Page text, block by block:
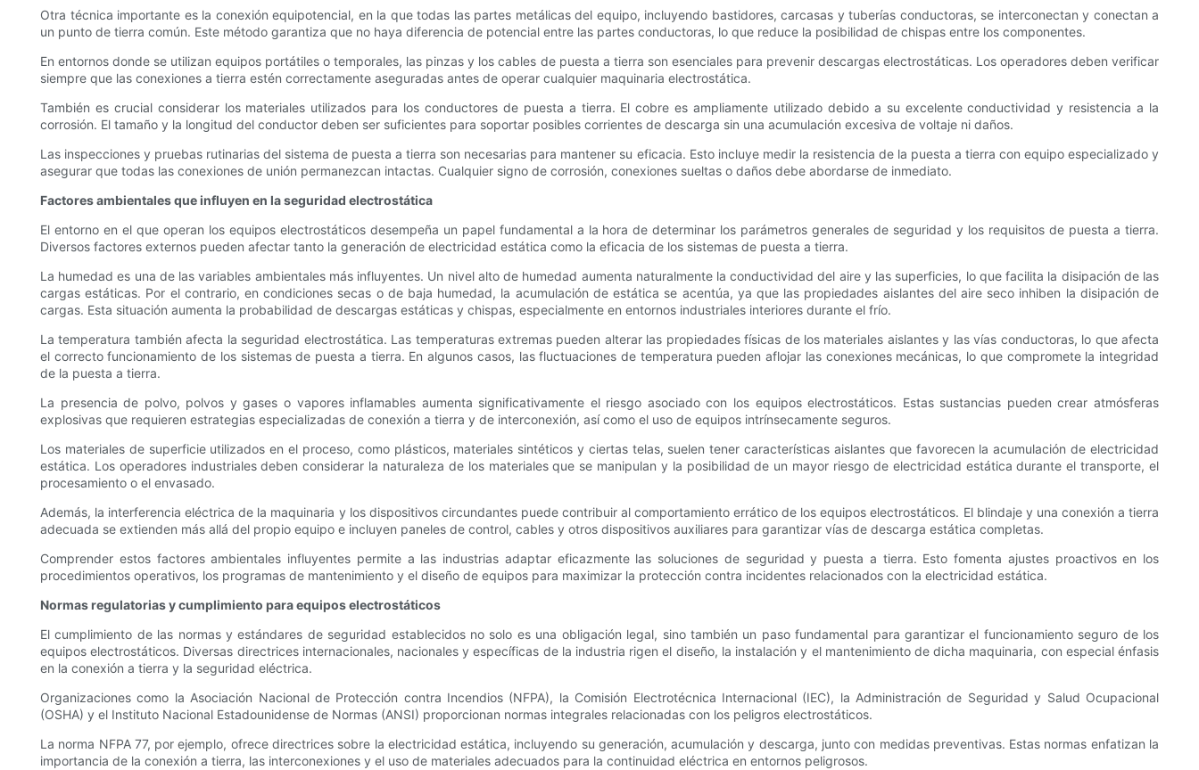
Otra técnica importante es la conexión equipotencial, en la que todas las partes metálicas del equipo, incluyendo bastidores, carcasas y tuberías conductoras, se interconectan y conectan a
un punto de tierra común. Este método garantiza que no haya diferencia de potencial entre las partes conductoras, lo que reduce la posibilidad de chispas entre los componentes.
En entornos donde se utilizan equipos portátiles o temporales, las pinzas y los cables de puesta a tierra son esenciales para prevenir descargas electrostáticas. Los operadores deben verificar
siempre que las conexiones a tierra estén correctamente aseguradas antes de operar cualquier maquinaria electrostática.
También es crucial considerar los materiales utilizados para los conductores de puesta a tierra. El cobre es ampliamente utilizado debido a su excelente conductividad y resistencia a la
corrosión. El tamaño y la longitud del conductor deben ser suficientes para soportar posibles corrientes de descarga sin una acumulación excesiva de voltaje ni daños.
Las inspecciones y pruebas rutinarias del sistema de puesta a tierra son necesarias para mantener su eficacia. Esto incluye medir la resistencia de la puesta a tierra con equipo especializado y
asegurar que todas las conexiones de unión permanezcan intactas. Cualquier signo de corrosión, conexiones sueltas o daños debe abordarse de inmediato.
Factores ambientales que influyen en la seguridad electrostática
El entorno en el que operan los equipos electrostáticos desempeña un papel fundamental a la hora de determinar los parámetros generales de seguridad y los requisitos de puesta a tierra.
Diversos factores externos pueden afectar tanto la generación de electricidad estática como la eficacia de los sistemas de puesta a tierra.
La humedad es una de las variables ambientales más influyentes. Un nivel alto de humedad aumenta naturalmente la conductividad del aire y las superficies, lo que facilita la disipación de las
cargas estáticas. Por el contrario, en condiciones secas o de baja humedad, la acumulación de estática se acentúa, ya que las propiedades aislantes del aire seco inhiben la disipación de
cargas. Esta situación aumenta la probabilidad de descargas estáticas y chispas, especialmente en entornos industriales interiores durante el frío.
La temperatura también afecta la seguridad electrostática. Las temperaturas extremas pueden alterar las propiedades físicas de los materiales aislantes y las vías conductoras, lo que afecta
el correcto funcionamiento de los sistemas de puesta a tierra. En algunos casos, las fluctuaciones de temperatura pueden aflojar las conexiones mecánicas, lo que compromete la integridad
de la puesta a tierra.
La presencia de polvo, polvos y gases o vapores inflamables aumenta significativamente el riesgo asociado con los equipos electrostáticos. Estas sustancias pueden crear atmósferas
explosivas que requieren estrategias especializadas de conexión a tierra y de interconexión, así como el uso de equipos intrínsecamente seguros.
Los materiales de superficie utilizados en el proceso, como plásticos, materiales sintéticos y ciertas telas, suelen tener características aislantes que favorecen la acumulación de electricidad
estática. Los operadores industriales deben considerar la naturaleza de los materiales que se manipulan y la posibilidad de un mayor riesgo de electricidad estática durante el transporte, el
procesamiento o el envasado.
Además, la interferencia eléctrica de la maquinaria y los dispositivos circundantes puede contribuir al comportamiento errático de los equipos electrostáticos. El blindaje y una conexión a tierra
adecuada se extienden más allá del propio equipo e incluyen paneles de control, cables y otros dispositivos auxiliares para garantizar vías de descarga estática completas.
Comprender estos factores ambientales influyentes permite a las industrias adaptar eficazmente las soluciones de seguridad y puesta a tierra. Esto fomenta ajustes proactivos en los
procedimientos operativos, los programas de mantenimiento y el diseño de equipos para maximizar la protección contra incidentes relacionados con la electricidad estática.
Normas regulatorias y cumplimiento para equipos electrostáticos
El cumplimiento de las normas y estándares de seguridad establecidos no solo es una obligación legal, sino también un paso fundamental para garantizar el funcionamiento seguro de los
equipos electrostáticos. Diversas directrices internacionales, nacionales y específicas de la industria rigen el diseño, la instalación y el mantenimiento de dicha maquinaria, con especial énfasis
en la conexión a tierra y la seguridad eléctrica.
Organizaciones como la Asociación Nacional de Protección contra Incendios (NFPA), la Comisión Electrotécnica Internacional (IEC), la Administración de Seguridad y Salud Ocupacional
(OSHA) y el Instituto Nacional Estadounidense de Normas (ANSI) proporcionan normas integrales relacionadas con los peligros electrostáticos.
La norma NFPA 77, por ejemplo, ofrece directrices sobre la electricidad estática, incluyendo su generación, acumulación y descarga, junto con medidas preventivas. Estas normas enfatizan la
importancia de la conexión a tierra, las interconexiones y el uso de materiales adecuados para la continuidad eléctrica en entornos peligrosos.